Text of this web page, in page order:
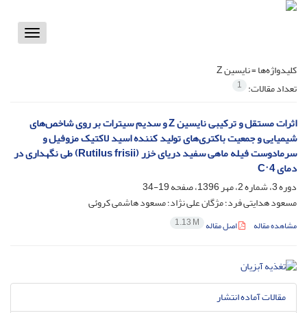
Toggle
کلیدواژه‌ها =نایسین Z
تعداد مقالات: 1
اثرات مستقل و ترکیبی نایسین Z و سدیم سیترات بر روی شاخص‌های
شیمیایی و جمعیت باکتری‌های تولید کننده اسید لاکتیک مزوفیل و
سرمادوست فیله ماهی سفید دریای خزر (Rutilus frisii) طی نگهداری در
دمای C° 4
دوره 3، شماره 2، مهر 1396، صفحه
19-34
مسعود هدایتی فرد؛ مژگان علی نژاد؛ مسعود هاشمی کروئی
مشاهده مقاله اصل مقاله 1.13 M
مقالات آماده انتشار